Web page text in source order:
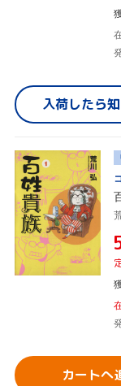
入荷したら
カートへ